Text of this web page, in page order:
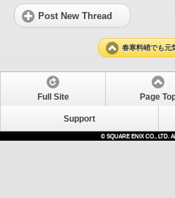
Post New Thread
春寒料峭でも元
Full Site Page
Support
© SQUARE ENIX CO., LTD.